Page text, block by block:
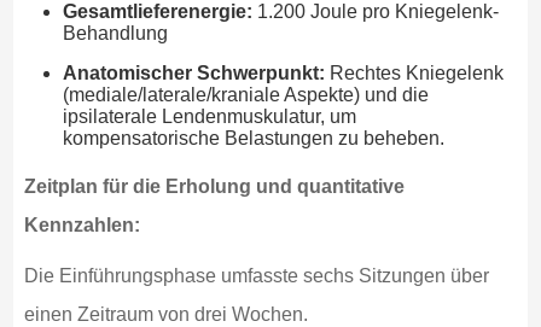
Gesamtlieferenergie: 1.200 Joule pro Kniegelenk-
Behandlung
Anatomischer Schwerpunkt: Rechtes Kniegelenk
(mediale/laterale/kraniale Aspekte) und die
ipsilaterale Lendenmuskulatur, um
kompensatorische Belastungen zu beheben.
Zeitplan für die Erholung und quantitative
Kennzahlen:
Die Einführungsphase umfasste sechs Sitzungen über
einen Zeitraum von drei Wochen.